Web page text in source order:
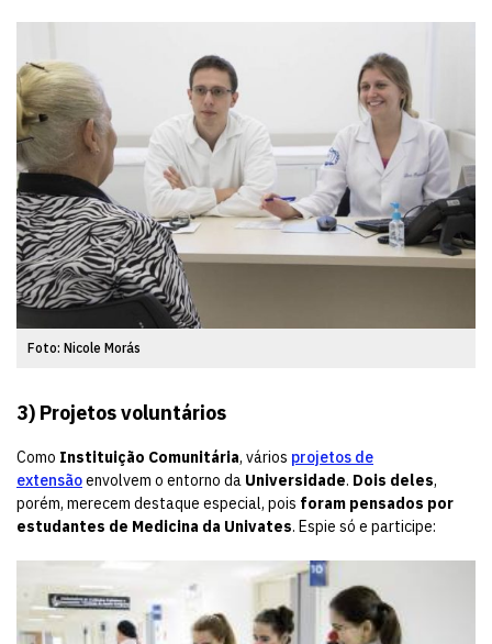
Foto: Nicole Morás
3) Projetos voluntários
Como Instituição Comunitária, vários projetos de
extensãoenvolvem o entorno da Universidade. Dois deles,
porém, merecem destaque especial, pois foram pensados por
estudantes de Medicina da Univates. Espie só e participe: